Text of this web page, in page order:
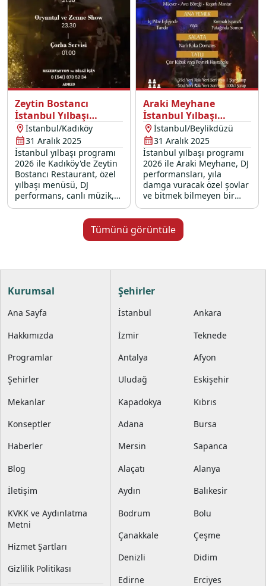
Zeytin Bostancı
İstanbul Yılbaşı
Programı 2026
İstanbul/Kadıköy
31 Aralık 2025
İstanbul yılbaşı programı
2026 ile Kadıköy'de Zeytin
Bostancı Restaurant, özel
yılbaşı menüsü, DJ
performans, canlı müzik,
oryantal, zenne show ve
yılbaşı sürprizleriyle sizleri
Araki Meyhane
İstanbul Yılbaşı
Programı 2026
İstanbul/Beylikdüzü
31 Aralık 2025
İstanbul yılbaşı programı
2026 ile Araki Meyhane, DJ
performansları, yıla
damga vuracak özel şovlar
ve bitmek bilmeyen bir
enerjiyle 31 Aralık 2025
gecesi sizi bekliyor.
Tümünü görüntüle
Kurumsal
Ana Sayfa
Hakkımızda
Programlar
Şehirler
Mekanlar
Konseptler
Haberler
Blog
İletişim
KVKK ve Aydınlatma
Metni
Hizmet Şartları
Gizlilik Politikası
Şehirler
İstanbul
Ankara
İzmir
Teknede
Antalya
Afyon
Uludağ
Eskişehir
Kapadokya
Kıbrıs
Adana
Bursa
Mersin
Sapanca
Alaçatı
Alanya
Aydın
Balıkesir
Bodrum
Bolu
Çanakkale
Çeşme
Denizli
Didim
Edirne
Erciyes